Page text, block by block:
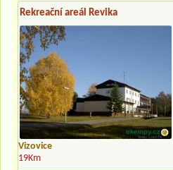
Rekreační areál Revika
Vizovice
19Km